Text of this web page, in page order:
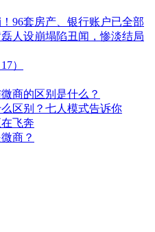
96套房产、银行账户已全部
人设崩塌陷丑闻，惨淡结局
）
商的区别是什么？
区别？七人模式告诉你
飞奔
商？